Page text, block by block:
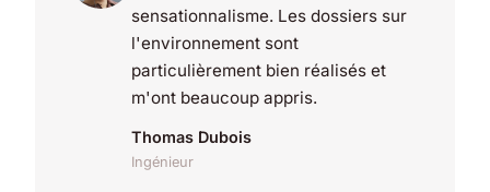
sensationnalisme. Les dossiers sur
l'environnement sont
particulièrement bien réalisés et
m'ont beaucoup appris.
Thomas Dubois
Ingénieur